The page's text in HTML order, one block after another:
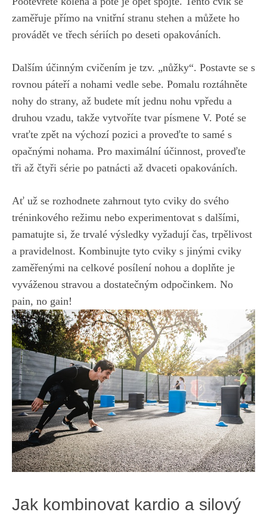
zaměřuje‍ přímo na vnitřní stranu​ stehen​ a můžete ho
provádět⁤ ve třech sériích‍ po‍ deseti opakováních.
Dalším účinným cvičením je tzv. „nůžky“. Postavte se s
rovnou páteří a nohami vedle​ sebe. ‍Pomalu roztáhněte
nohy do⁢ strany,⁣ až​ budete mít jednu nohu vpředu a
druhou​ vzadu, takže vytvoříte tvar​ písmene V. Poté se⁤
vraťte zpět na výchozí pozici a ⁤proveďte to samé⁤ s​
opačnými nohama.⁣ Pro maximální účinnost, ‌proveďte
tři až čtyři série ⁢po patnácti až⁣ dvaceti opakováních.
Ať už se rozhodnete zahrnout tyto ⁤cviky do‌ svého
tréninkového režimu ‌nebo experimentovat s⁣ dalšími,⁤
pamatujte si, že trvalé‍ výsledky vyžadují čas, trpělivost
a pravidelnost. Kombinujte tyto cviky‍ s jinými cviky
zaměřenými na celkové posílení nohou a ⁣doplňte je
vyváženou stravou⁤ a⁤ dostatečným odpočinkem. No
‌pain, ‍no⁣ gain!
Jak kombinovat⁢ kardio a silový